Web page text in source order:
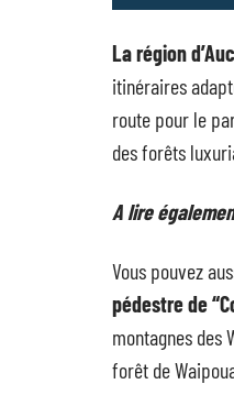
La région
itinéraires
route pour le
des forêts
A lire
Vous pouvez
pédestre de
montagnes des
forêt de